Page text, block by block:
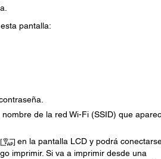
pantalla:
de la red Wi-Fi (SSID) que
en la pantalla LCD y podrá
imprimir. Si va a imprimir desde una